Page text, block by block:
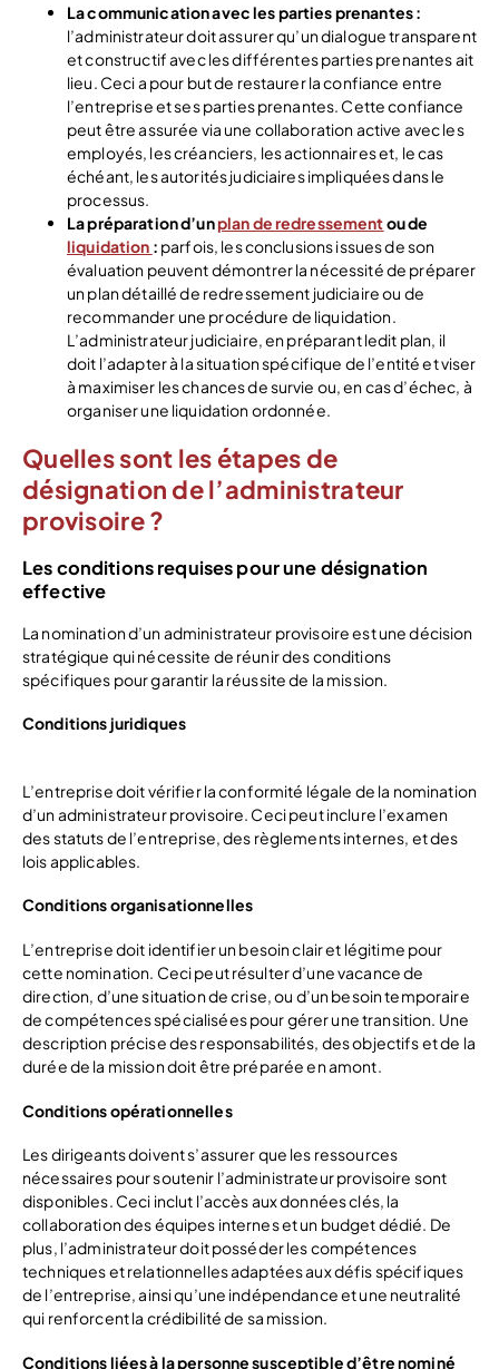
La communication avec les parties prenantes :
l’administrateur doit assurer qu’un dialogue transparent
et constructif avec les différentes parties prenantes ait
lieu. Ceci a pour but de restaurer la confiance entre
l’entreprise et ses parties prenantes. Cette confiance
peut être assurée via une collaboration active avec les
employés, les créanciers, les actionnaires et, le cas
échéant, les autorités judiciaires impliquées dans le
processus.
La préparation d’unplan de redressementou de
liquidation : parfois, les conclusions issues de son
évaluation peuvent démontrer la nécessité de préparer
un plan détaillé de redressement judiciaire ou de
recommander une procédure de liquidation.
L’administrateur judiciaire, en préparant ledit plan, il
doit l’adapter à la situation spécifique de l’entité et viser
à maximiser les chances de survie ou, en cas d’échec, à
organiser une liquidation ordonnée.
Quelles sont les étapes de
désignation de l’administrateur
provisoire ?
Les conditions requises pour une désignation
effective
La nomination d’un administrateur provisoire est une décision
stratégique qui nécessite de réunir des conditions
spécifiques pour garantir la réussite de la mission.
Conditions juridiques
L’entreprise doit vérifier la conformité légale de la nomination
d’un administrateur provisoire. Ceci peut inclure l’examen
des statuts de l’entreprise, des règlements internes, et des
lois applicables.
Conditions organisationnelles
L’entreprise doit identifier un besoin clair et légitime pour
cette nomination. Ceci peut résulter d’une vacance de
direction, d’une situation de crise, ou d’un besoin temporaire
de compétences spécialisées pour gérer une transition. Une
description précise des responsabilités, des objectifs et de la
durée de la mission doit être préparée en amont.
Conditions opérationnelles
Les dirigeants doivent s’assurer que les ressources
nécessaires pour soutenir l’administrateur provisoire sont
disponibles. Ceci inclut l’accès aux données clés, la
collaboration des équipes internes et un budget dédié. De
plus, l’administrateur doit posséder les compétences
techniques et relationnelles adaptées aux défis spécifiques
de l’entreprise, ainsi qu’une indépendance et une neutralité
qui renforcent la crédibilité de sa mission.
Conditions liées à la personne susceptible d’être nominé